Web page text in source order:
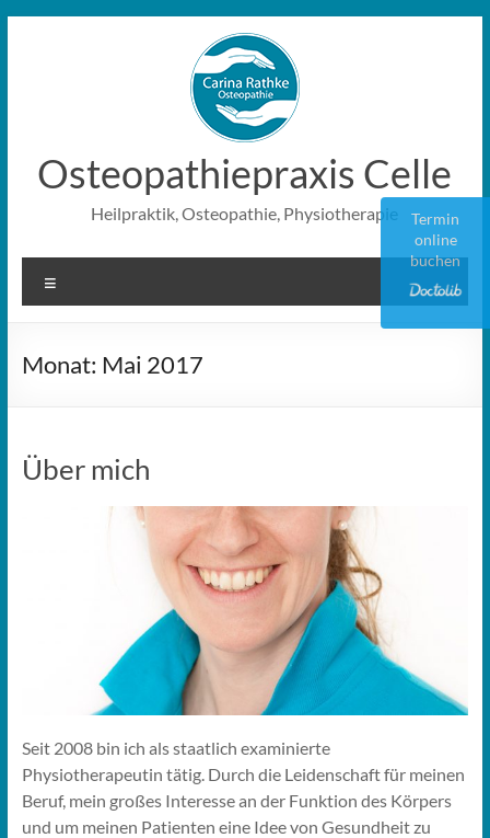
Osteopathiepraxis Celle
Heilpraktik, Osteopathie, Physiotherapie
Monat: Mai 2017
Über mich
Seit 2008 bin ich als staatlich examinierte
Physiotherapeutin tätig. Durch die Leidenschaft für meinen
Beruf, mein großes Interesse an der Funktion des Körpers
und um meinen Patienten eine Idee von Gesundheit zu
Termin
online
buchen